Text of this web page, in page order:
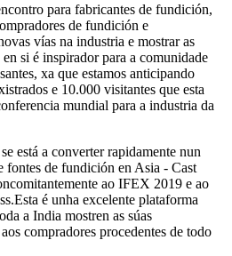
para fabricantes de fundición,
de fundición e
vías na industria e mostrar as
si é inspirador para a comunidade
xa que estamos anticipando
e 10.000 visitantes que esta
mundial para a industria da
está a converter rapidamente nun
fontes de fundición en Asia - Cast
ao IFEX 2019 e ao
é unha excelente plataforma
a India mostren as súas
compradores procedentes de todo